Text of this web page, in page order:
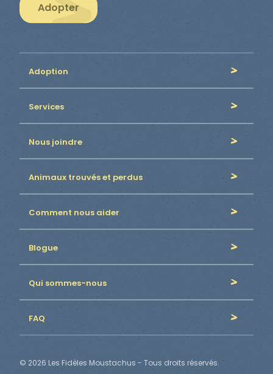
Adopter
Adoption
Services
Nous joindre
Animaux trouvés et perdus
Comment nous aider
Blogue
Qui sommes-nous
FAQ
© 2026 Les Fidèles Moustachus - Tous droits réservés.